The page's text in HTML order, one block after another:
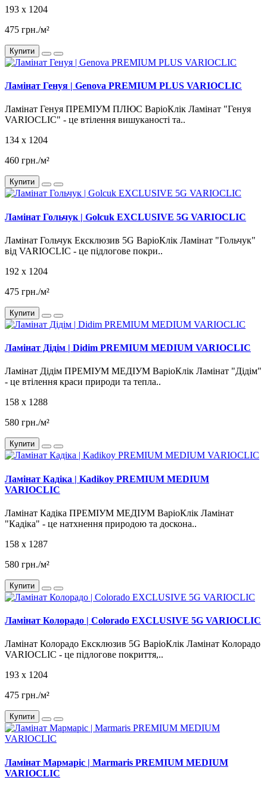
193 x 1204
475 грн./м²
Купити
Ламінат Генуя | Genova PREMIUM PLUS VARIOCLIC
Ламінат Генуя ПРЕМІУМ ПЛЮС ВаріоКлік Ламінат "Генуя
VARIOCLIC" - це втілення вишуканості та..
134 x 1204
460 грн./м²
Купити
Ламінат Гольчук | Golcuk EXCLUSIVE 5G VARIOCLIC
Ламінат Гольчук Ексклюзив 5G ВаріоКлік Ламінат "Гольчук"
від VARIOCLIC - це підлогове покри..
192 x 1204
475 грн./м²
Купити
Ламінат Дідім | Didim PREMIUM MEDIUM VARIOCLIC
Ламінат Дідім ПРЕМІУМ МЕДІУМ ВаріоКлік Ламінат "Дідім"
- це втілення краси природи та тепла..
158 x 1288
580 грн./м²
Купити
Ламінат Кадіка | Kadikoy PREMIUM MEDIUM
VARIOCLIC
Ламінат Кадіка ПРЕМІУМ МЕДІУМ ВаріоКлік Ламінат
"Кадіка" - це натхнення природою та доскона..
158 x 1287
580 грн./м²
Купити
Ламінат Колорадо | Colorado EXCLUSIVE 5G VARIOCLIC
Ламінат Колорадо Ексклюзив 5G ВаріоКлік Ламінат Колорадо
VARIOCLIC - це підлогове покриття,..
193 x 1204
475 грн./м²
Купити
Ламінат Мармаріс | Marmaris PREMIUM MEDIUM
VARIOCLIC